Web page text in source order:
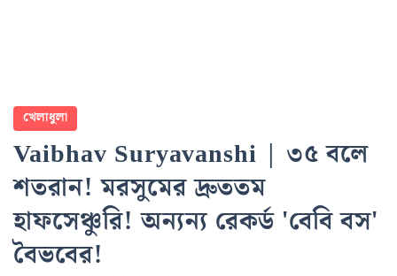
খেলাধুলা
Vaibhav Suryavanshi | ৩৫ বলে
শতরান! মরসুমের দ্রুততম
হাফসেঞ্চুরি! অন্যন্য রেকর্ড 'বেবি বস'
বৈভবের!